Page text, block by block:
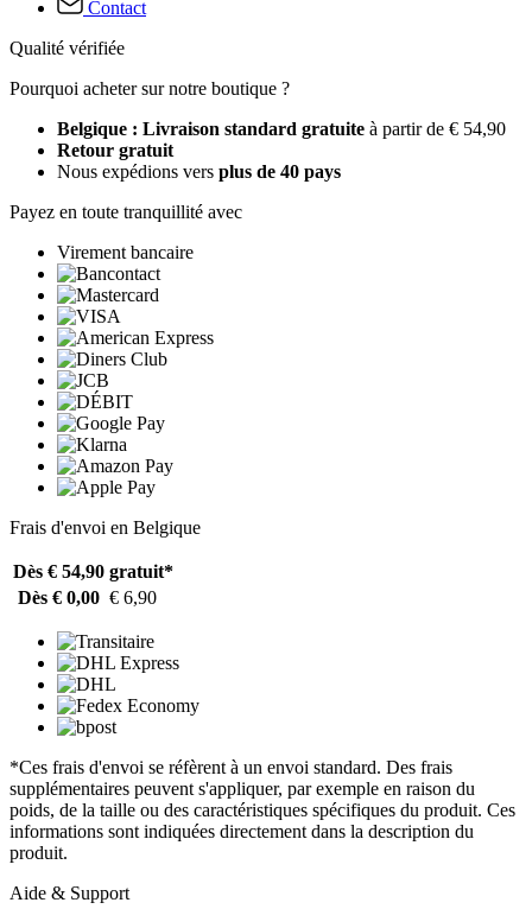
Contact
Qualité vérifiée
Pourquoi acheter sur notre boutique ?
Belgique : Livraison standard gratuite à partir de € 54,90
Retour gratuit
Nous expédions vers plus de 40 pays
Payez en toute tranquillité avec
Virement bancaire
Frais d'envoi en Belgique
Dès € 54,90 gratuit*
Dès € 0,00 € 6,90
*Ces frais d'envoi se réfèrent à un envoi standard. Des frais
supplémentaires peuvent s'appliquer, par exemple en raison du
poids, de la taille ou des caractéristiques spécifiques du produit. Ces
informations sont indiquées directement dans la description du
produit.
Aide & Support